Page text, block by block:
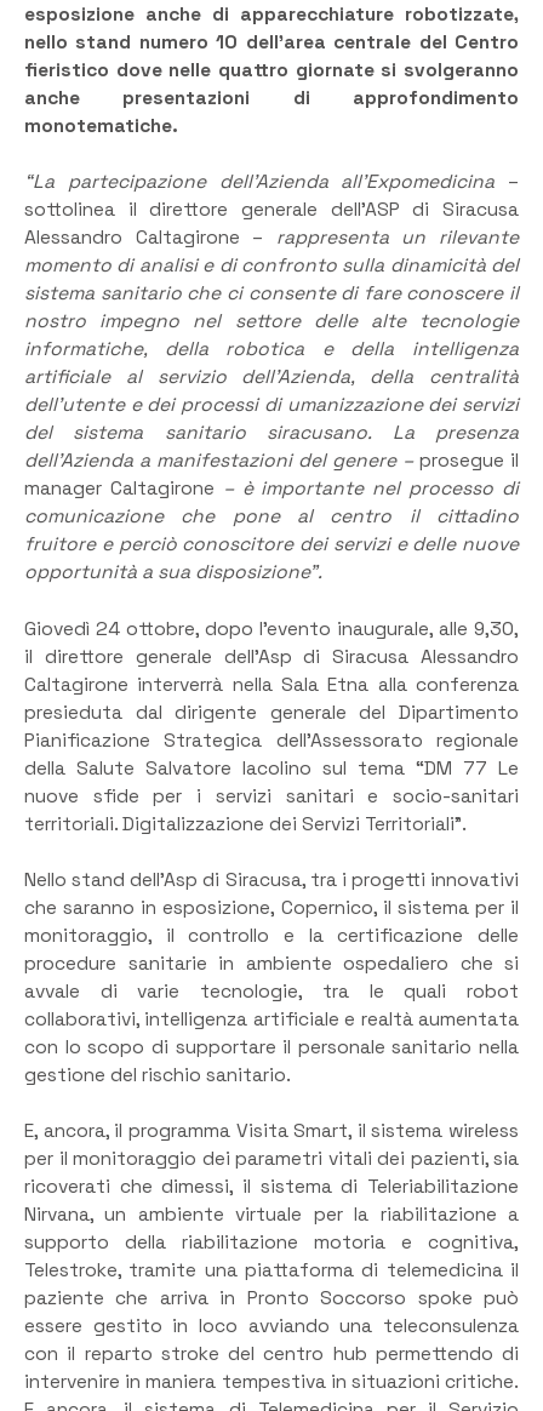
esposizione anche di apparecchiature robotizzate,
nello stand numero 10 dell’area centrale del Centro
fieristico dove nelle quattro giornate si svolgeranno
anche presentazioni di approfondimento
monotematiche.
“La partecipazione dell’Azienda all’Expomedicina –
sottolinea il direttore generale dell’ASP di Siracusa
Alessandro Caltagirone – rappresenta un rilevante
momento di analisi e di confronto sulla dinamicità del
sistema sanitario che ci consente di fare conoscere il
nostro impegno nel settore delle alte tecnologie
informatiche, della robotica e della intelligenza
artificiale al servizio dell’Azienda, della centralità
dell’utente e dei processi di umanizzazione dei servizi
del sistema sanitario siracusano. La presenza
dell’Azienda a manifestazioni del genere –prosegue il
manager Caltagirone – è importante nel processo di
comunicazione che pone al centro il cittadino
fruitore e perciò conoscitore dei servizi e delle nuove
opportunità a sua disposizione”.
Giovedì 24 ottobre, dopo l’evento inaugurale, alle 9,30,
il direttore generale dell’Asp di Siracusa Alessandro
Caltagirone interverrà nella Sala Etna alla conferenza
presieduta dal dirigente generale del Dipartimento
Pianificazione Strategica dell’Assessorato regionale
della Salute Salvatore Iacolino sul tema “DM 77 Le
nuove sfide per i servizi sanitari e socio-sanitari
territoriali. Digitalizzazione dei Servizi Territoriali”.
Nello stand dell’Asp di Siracusa, tra i progetti innovativi
che saranno in esposizione, Copernico, il sistema per il
monitoraggio, il controllo e la certificazione delle
procedure sanitarie in ambiente ospedaliero che si
avvale di varie tecnologie, tra le quali robot
collaborativi, intelligenza artificiale e realtà aumentata
con lo scopo di supportare il personale sanitario nella
gestione del rischio sanitario.
E, ancora, il programma Visita Smart, il sistema wireless
per il monitoraggio dei parametri vitali dei pazienti, sia
ricoverati che dimessi, il sistema di Teleriabilitazione
Nirvana, un ambiente virtuale per la riabilitazione a
supporto della riabilitazione motoria e cognitiva,
Telestroke, tramite una piattaforma di telemedicina il
paziente che arriva in Pronto Soccorso spoke può
essere gestito in loco avviando una teleconsulenza
con il reparto stroke del centro hub permettendo di
intervenire in maniera tempestiva in situazioni critiche.